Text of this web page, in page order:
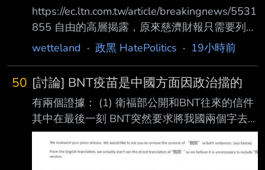
https://ec.ltn.com.tw/article/breakingnews/5531
855 自由的高層揭露，原來慈濟財報只需要列總
目就可，明細都省略。 慈濟2021年為疫苗對外
支出63.86億元，這包括買疫苗的支出。 但因為
都沒有細目， 所以不知道買疫苗是花了35.16億
+28億， 還是63.86億裡面的多少錢。 35.16億
+28億=63.16億， 依當時匯率約2.2638億美
元。 這也與慈濟最近聲稱花2.05億美元，過去
宣稱1.75億美元，都
wetteland · 政黑 HatePolitics · 19小時前
50 [討論] BNT疫苗是中國方面因政治擋的
有兩個證據： (1) 衛福部公開和BNT往來的信件
其中在最後一刻 BNT突然要求將我國兩個字去
掉 https://i.mopix.cc/znsIxB.jpg 衛福部將我國改
成台灣後 就沒下文了 其中信件中的我國兩個中